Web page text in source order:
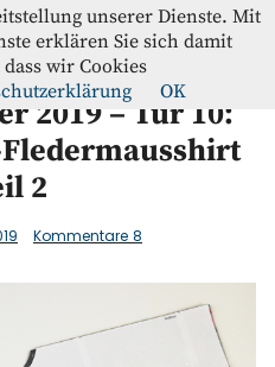
Blog
2019 – Tür 10:
2
Kommentare 8
unserer Dienste. Mit
erklären Sie sich damit
wir Cookies
OK